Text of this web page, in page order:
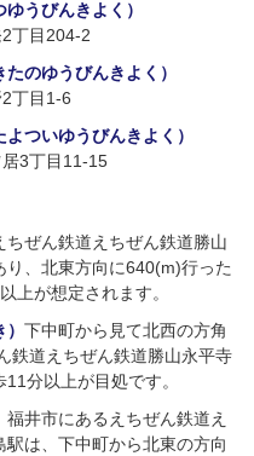
うびんきよく）
丁目204-2
のゆうびんきよく）
丁目1-6
ついゆうびんきよく）
3丁目11-15
ちぜん鉄道えちぜん鉄道勝山
、北東方向に640(m)行った
上が想定されます。
下中町から見て北西の方角
鉄道えちぜん鉄道勝山永平寺
分以上が目処です。
福井市にあるえちぜん鉄道え
は、下中町から北東の方向